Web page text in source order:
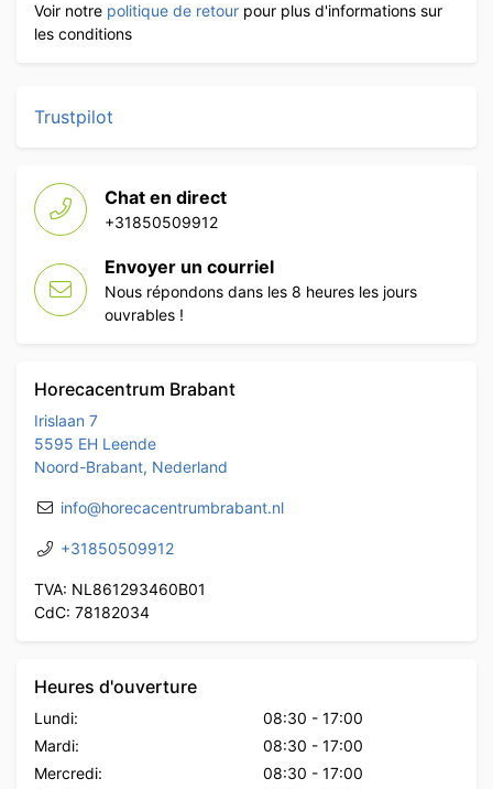
Voir notre politique de retour pour plus d'informations sur
les conditions
Trustpilot
Chat en direct
+31850509912
Envoyer un courriel
Nous répondons dans les 8 heures les jours
ouvrables !
Horecacentrum Brabant
Irislaan 7
5595 EH Leende
Noord-Brabant, Nederland
info@horecacentrumbrabant.nl
+31850509912
TVA: NL861293460B01
CdC: 78182034
Heures d'ouverture
Lundi: 08:30 - 17:00
Mardi:
08:30 - 17:00
Mercredi:
08:30 - 17:00